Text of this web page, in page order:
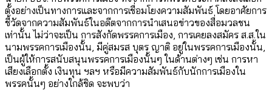
ตั้งอย่างเป็นทางการและจากการเชื่อมโยงความสัมพันธ์ โดยอาศัยการ
ชี้วัดจากความสัมพันธ์ในอดีตจากการนำเสนอข่าวของสื่อมวลชน
เท่านั้น ไม่ว่าจะเป็น การสังกัดพรรคการเมือง, การเคยลงสมัคร ส.ส.ใน
นามพรรคการเมืองนั้น, มีคู่สมรส บุตร ญาติ อยู่ในพรรคการเมืองนั้น,
เป็นผู้ให้การสนับสนุนพรรคการเมืองนั้นๆ ในด้านต่างๆ เช่น การหา
เสียงเลือกตั้ง เงินทุน ฯลฯ หรือมีความสัมพันธ์กับนักการเมืองใน
พรรคนั้นๆ อย่างใกล้ชิด จะพบว่า